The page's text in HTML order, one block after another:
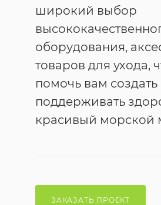
широкий выбор
оборудования,
товаров для ухода,
помочь вам создать
поддерживать
красивый морской
ЗАКАЗАТЬ ПРОЕКТ